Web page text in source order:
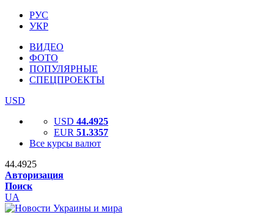
РУС
УКР
ВИДЕО
ФОТО
ПОПУЛЯРНЫЕ
СПЕЦПРОЕКТЫ
USD
USD 44.4925
EUR 51.3357
Все курсы валют
44.4925
Авторизация
Поиск
UA